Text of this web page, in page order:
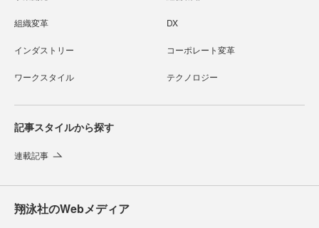
組織変革 DX
インダストリー コーポレート変革
ワークスタイル テクノロジー
記事スタイルから探す
連載記事
翔泳社のWebメディア